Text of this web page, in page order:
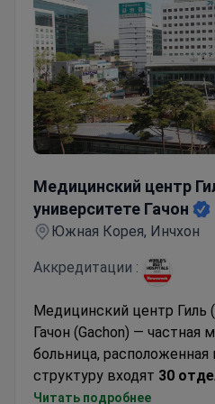
Медицинский центр
университете Гачон
Южная Корея, Инчхон
Аккредитации :
Медицинский центр Гиль
Гачон (Gachon) — частная
больница, расположенная
структуру входят 30
специализируется на
Читать подробнее